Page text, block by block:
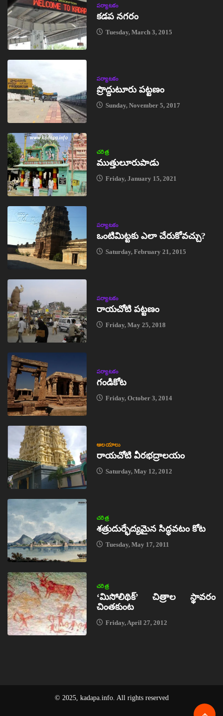
పర్యాటకం
కడప నగరం
Tuesday, March 3, 2015
పర్యాటకం
ప్రొద్దుటూరు పట్టణం
Sunday, November 5, 2017
చరిత్ర
ముత్తులూరుపాడు
Friday, January 15, 2021
పర్యాటకం
ఒంటిమిట్టకు ఎలా చేరుకోవచ్చు?
Saturday, February 21, 2015
పర్యాటకం
రాయచోటి పట్టణం
Friday, May 25, 2018
పర్యాటకం
గండికోట
Friday, October 3, 2014
ఆలయాలు
రాయచోటి వీరభద్రాలయం
Saturday, May 12, 2012
చరిత్ర
శత్రుదుర్భేద్యమైన సిద్ధవటం కోట
Tuesday, May 17, 2011
చరిత్ర
‘మిసోలిథిక్‌’ చిత్రాల స్థావరం
చింతకుంట
Friday, April 27, 2012
© 2025, kadapa.info. All rights reserved